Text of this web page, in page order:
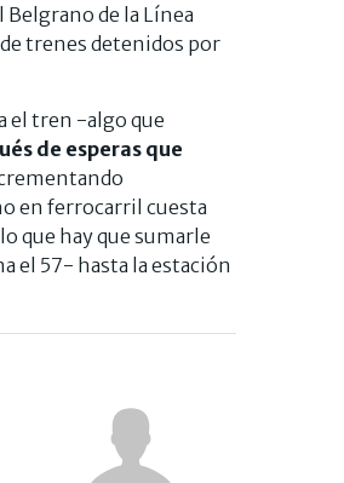
de la Línea
trenes detenidos por
el tren -algo que
de esperas que
en ferrocarril cuesta
que hay que sumarle
el 57- hasta la estación